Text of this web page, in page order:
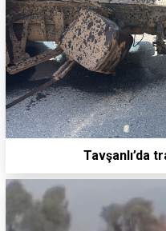
Tavşanlı’da